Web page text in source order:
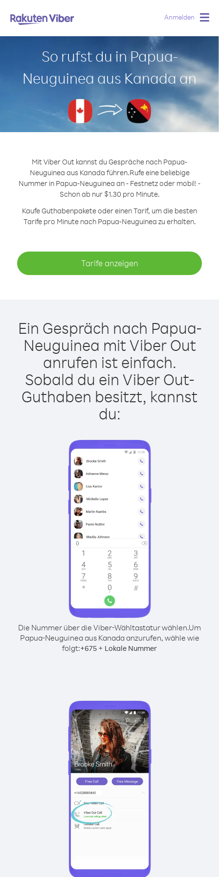
Anmelden
So rufst du in Papua-
Neuguinea aus Kanada an
Mit Viber Out kannst du Gespräche nach Papua-
Neuguinea aus Kanada führen.Rufe eine beliebige
Nummer in Papua-Neuguinea an - Festnetz oder mobil! -
Schon ab nur $1.30 pro Minute.
Kaufe Guthabenpakete oder einen Tarif, um die besten
Tarife pro Minute nach Papua-Neuguinea zu erhalten.
Tarife anzeigen
Ein Gespräch nach Papua-
Neuguinea mit Viber Out
anrufen ist einfach.
Sobald du ein Viber Out-
Guthaben besitzt, kannst
du:
Die Nummer über die Viber-Wähltastatur wählen.Um
Papua-Neuguinea aus Kanada anzurufen, wähle wie
folgt:+675 + Lokale Nummer